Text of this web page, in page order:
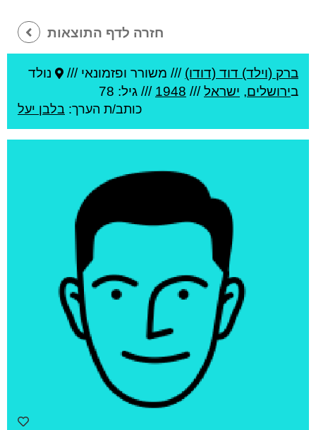
חזרה לדף התוצאות
ברק (וילד) דוד (דודו) /// משורר ופזמונאי ///
נולד
בירושלים, ישראל///
1948 /// גיל: 78
כותב/ת הערך: בלבן יעל